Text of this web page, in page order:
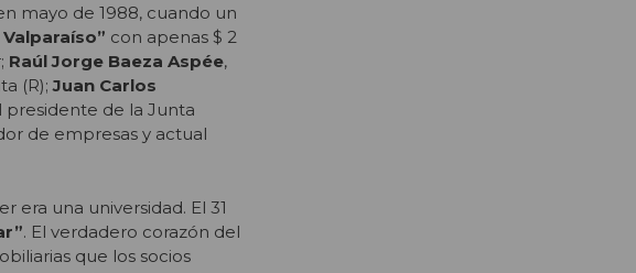
mayo de 1988, cuando un
con apenas $ 2
Raúl Jorge Baeza Aspée,
(R);Juan Carlos
presidente de la Junta
de empresas y actual
era una universidad. El 31
. El verdadero corazón del
que los socios